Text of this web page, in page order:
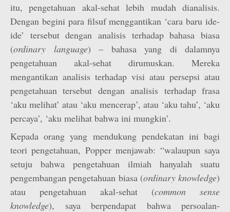
itu, pengetahuan akal-sehat lebih mudah dianalisis.
Dengan begini para filsuf menggantikan ‘cara baru ide-
ide’ tersebut dengan analisis terhadap bahasa biasa
(ordinary language) – bahasa yang di dalamnya
pengetahuan akal-sehat dirumuskan. Mereka
mengantikan analisis terhadap visi atau persepsi atau
pengetahuan tersebut dengan analisis terhadap frasa
‘aku melihat’ atau ‘aku mencerap’, atau ‘aku tahu’, ‘aku
percaya’, ‘aku melihat bahwa ini mungkin’.
Kepada orang yang mendukung pendekatan ini bagi
teori pengetahuan, Popper menjawab: “walaupun saya
setuju bahwa pengetahuan ilmiah hanyalah suatu
pengembangan pengetahuan biasa (ordinary knowledge)
atau pengetahuan akal-sehat (common sense
knowledge), saya berpendapat bahwa persoalan-